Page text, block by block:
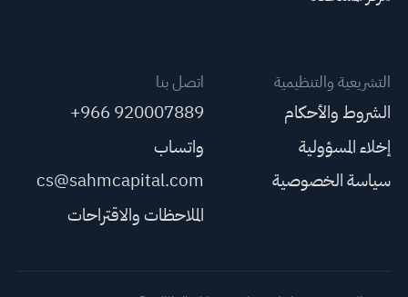
التشريعية والتنظيمية
الشروط والأحكام
إخلاء المسؤولية
سياسة الخصوصية
اتصل بنا
+966 920007889
واتساب
cs@sahmcapital.com
الملاحظات والاقتراحات